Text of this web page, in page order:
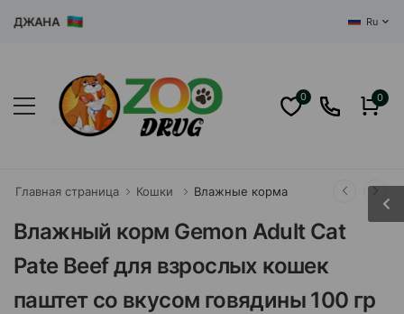
Ru
0 0
Главная страница Кошки Влажные корма
Влажный корм Gemon Adult Cat
Pate Beef для взрослых кошек
паштет со вкусом говядины 100 гр